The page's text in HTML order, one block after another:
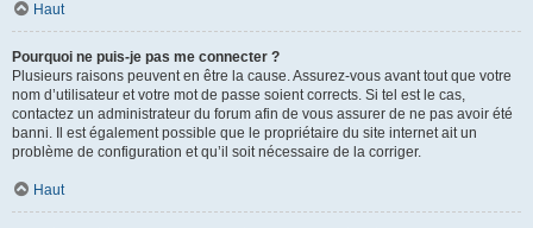
Haut
Pourquoi ne puis-je pas me connecter ?
Plusieurs raisons peuvent en être la cause. Assurez-vous avant tout que votre
nom d’utilisateur et votre mot de passe soient corrects. Si tel est le cas,
contactez un administrateur du forum afin de vous assurer de ne pas avoir été
banni. Il est également possible que le propriétaire du site internet ait un
problème de configuration et qu’il soit nécessaire de la corriger.
Haut